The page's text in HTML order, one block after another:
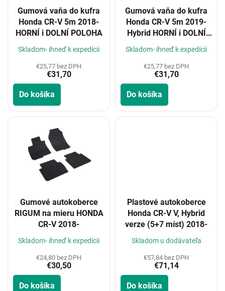
Gumová vaňa do kufra
Honda CR-V 5m 2018-
HORNÍ i DOLNÍ POLOHA
Skladom- ihneď k expedícii
€25,77 bez DPH
€31,70
Do košíka
Gumová vaňa do kufra
Honda CR-V 5m 2019-
Hybrid HORNÍ i DOLNÍ
Skladom- ihneď k expedícii
€25,77 bez DPH
€31,70
Do košíka
Gumové autokoberce
RIGUM na mieru HONDA
CR-V 2018-
Skladom- ihneď k expedícii
€24,80 bez DPH
€30,50
Do košíka
Plastové autokoberce
Honda CR-V V, Hybrid
verze (5+7 míst) 2018-
Skladom u dodávateľa
€57,84 bez DPH
€71,14
Do košíka